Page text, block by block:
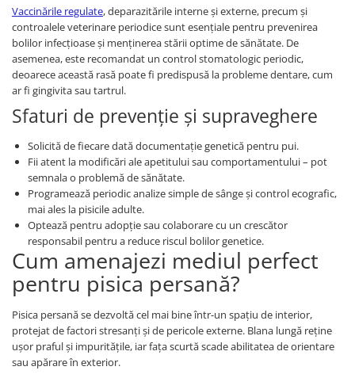
Vaccinările regulate, deparazitările interne și externe, precum și
controalele veterinare periodice sunt esențiale pentru prevenirea
bolilor infecțioase și menținerea stării optime de sănătate. De
asemenea, este recomandat un control stomatologic periodic,
deoarece această rasă poate fi predispusă la probleme dentare, cum
ar fi gingivita sau tartrul.
Sfaturi de prevenție și supraveghere
Solicită de fiecare dată documentație genetică pentru pui.
Fii atent la modificări ale apetitului sau comportamentului – pot
semnala o problemă de sănătate.
Programează periodic analize simple de sânge și control ecografic,
mai ales la pisicile adulte.
Optează pentru adopție sau colaborare cu un crescător
responsabil pentru a reduce riscul bolilor genetice.
Cum amenajezi mediul perfect
pentru pisica persană?
Pisica persană se dezvoltă cel mai bine într-un spațiu de interior,
protejat de factori stresanți și de pericole externe. Blana lungă reține
ușor praful și impuritățile, iar fața scurtă scade abilitatea de orientare
sau apărare în exterior.